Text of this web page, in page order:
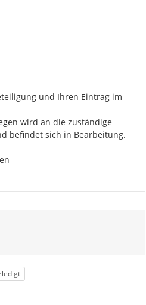
und Ihren Eintrag im
wird an die zuständige
befindet sich in Bearbeitung.